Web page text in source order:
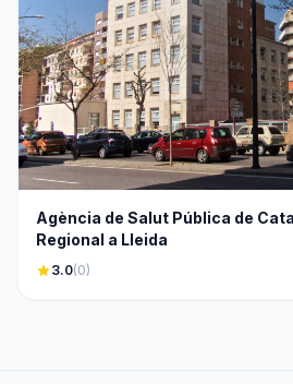
Agència de Salut Pública de
Regional a Lleida
star3.0(0)